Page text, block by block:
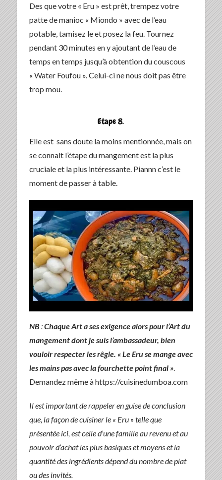
Des que votre « Eru » est prêt, trempez votre
patte de manioc « Miondo » avec de l’eau
potable, tamisez le et posez la feu. Tournez
pendant 30 minutes en y ajoutant de l’eau de
temps en temps jusqu’à obtention du couscous
« Water Foufou ». Celui-ci ne nous doit pas être
trop mou.
Etape 8.
Elle est sans doute la moins mentionnée, mais on
se connait l’étape du mangement est la plus
cruciale et la plus intéressante. Piannn c’est le
moment de passer à table.
NB:Chaque Art a ses exigence alors pour l’Art du
mangement dont je suis l’ambassadeur, bien
vouloir respecter les rêgle. « Le Eru se mange avec
les mains pas avec la fourchette point final ».
Demandez même à https://cuisinedumboa.com
Il est important de rappeler en guise de conclusion
que, la façon de cuisiner le « Eru » telle que
présentée ici, est celle d’une famille au revenu et au
pouvoir d’achat les plus basiques et moyens et la
quantité des ingrédients dépend du nombre de plat
ou des invités.